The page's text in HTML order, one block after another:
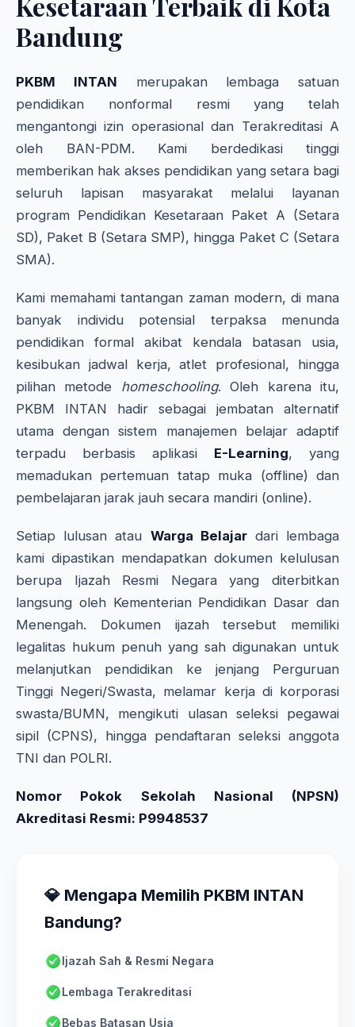
Bandung
PKBM INTAN merupakan lembaga satuan
pendidikan nonformal resmi yang telah
mengantongi izin operasional dan Terakreditasi A
oleh BAN-PDM. Kami berdedikasi tinggi
memberikan hak akses pendidikan yang setara bagi
seluruh lapisan masyarakat melalui layanan
program Pendidikan Kesetaraan Paket A (Setara
SD), Paket B (Setara SMP), hingga Paket C (Setara
SMA).
Kami memahami tantangan zaman modern, di mana
banyak individu potensial terpaksa menunda
pendidikan formal akibat kendala batasan usia,
kesibukan jadwal kerja, atlet profesional, hingga
pilihan metode homeschooling. Oleh karena itu,
PKBM INTAN hadir sebagai jembatan alternatif
utama dengan sistem manajemen belajar adaptif
terpadu berbasis aplikasi E-Learning, yang
memadukan pertemuan tatap muka (offline) dan
pembelajaran jarak jauh secara mandiri (online).
Setiap lulusan atau Warga Belajardari lembaga
kami dipastikan mendapatkan dokumen kelulusan
berupa Ijazah Resmi Negara yang diterbitkan
langsung oleh Kementerian Pendidikan Dasar dan
Menengah. Dokumen ijazah tersebut memiliki
legalitas hukum penuh yang sah digunakan untuk
melanjutkan pendidikan ke jenjang Perguruan
Tinggi Negeri/Swasta, melamar kerja di korporasi
swasta/BUMN, mengikuti ulasan seleksi pegawai
sipil (CPNS), hingga pendaftaran seleksi anggota
TNI dan POLRI.
Nomor Pokok Sekolah Nasional (NPSN)
Akreditasi Resmi: P9948537
💎 Mengapa Memilih PKBM INTAN
Bandung?
Ijazah Sah & Resmi Negara
Lembaga Terakreditasi
Bebas Batasan Usia